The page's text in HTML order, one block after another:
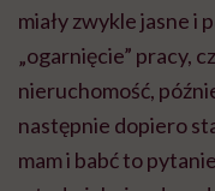
miały zwykle jasne i
„ogarnięcie” pracy,
nieruchomość,
następnie dopiero
mam i babć to